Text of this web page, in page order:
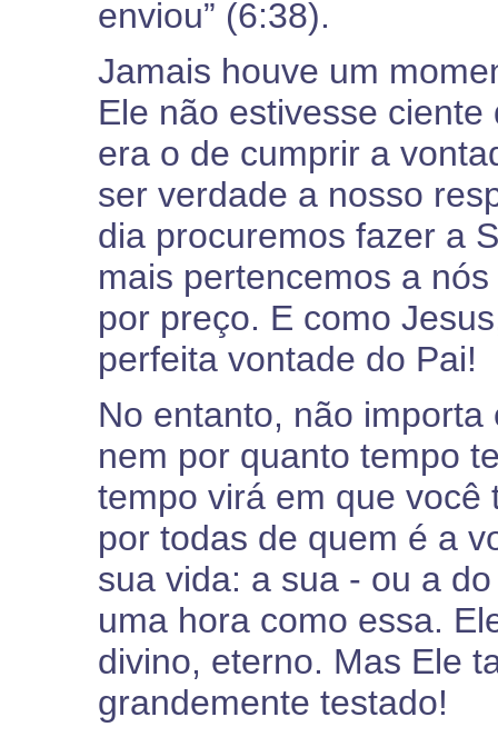
enviou” (6:38).
Jamais houve um
Ele não estivesse
era o de cumprir a
ser verdade a nosso
dia procuremos fazer a
mais pertencemos a
por preço. E como
perfeita vontade do Pai!
No entanto, não
nem por quanto tempo
tempo virá em que você
por todas de quem é a
sua vida: a sua - ou a
uma hora como essa.
divino, eterno. Mas Ele
grandemente testado!